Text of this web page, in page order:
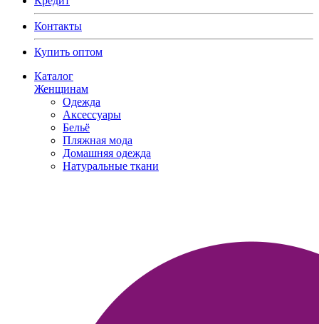
Контакты
Купить оптом
Каталог
Женщинам
Одежда
Аксессуары
Бельё
Пляжная мода
Домашняя одежда
Натуральные ткани